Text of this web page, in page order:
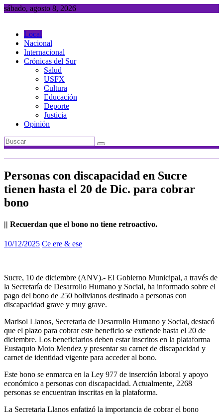
Saltar
sábado, agosto 8, 2026
Local
Nacional
Internacional
Crónicas del Sur
Salud
USFX
Cultura
Educación
Deporte
Justicia
Opinión
Personas con discapacidad en Sucre
tienen hasta el 20 de Dic. para cobrar
bono
|| Recuerdan que el bono no tiene retroactivo.
10/12/2025 Ce ere & ese
Sucre, 10 de diciembre (ANV).- El Gobierno Municipal, a través de
la Secretaría de Desarrollo Humano y Social, ha informado sobre el
pago del bono de 250 bolivianos destinado a personas con
discapacidad grave y muy grave.
Marisol Llanos, Secretaria de Desarrollo Humano y Social, destacó
que el plazo para cobrar este beneficio se extiende hasta el 20 de
diciembre. Los beneficiarios deben estar inscritos en la plataforma
Eustaquio Moto Mendez y presentar su carnet de discapacidad y
carnet de identidad vigente para acceder al bono.
Este bono se enmarca en la Ley 977 de inserción laboral y apoyo
económico a personas con discapacidad. Actualmente, 2268
personas se encuentran inscritas en la plataforma.
La Secretaria Llanos enfatizó la importancia de cobrar el bono